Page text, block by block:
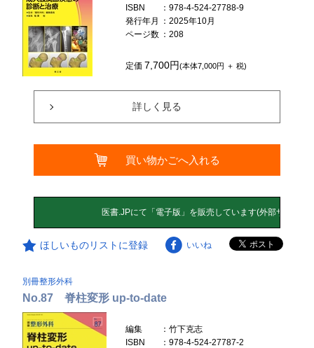
ISBN
：978-4-524-27788-9
発行年月
：2025年10月
ページ数 ：208
定価7,700円(本体7,000円 ＋ 税)
詳しく見る
買い物かごへ入れる
ほしいものリストに登録 いいね
別冊整形外科
No.87 脊柱変形 up-to-date
編集
：竹下克志
ISBN
：978-4-524-27787-2